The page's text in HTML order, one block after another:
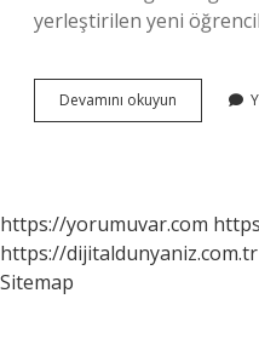
yerleştirilen yeni
Devamını okuyun
Üniversite
https://yorumuvar.com
https://dijitaldunyaniz.com.tr
Sitemap